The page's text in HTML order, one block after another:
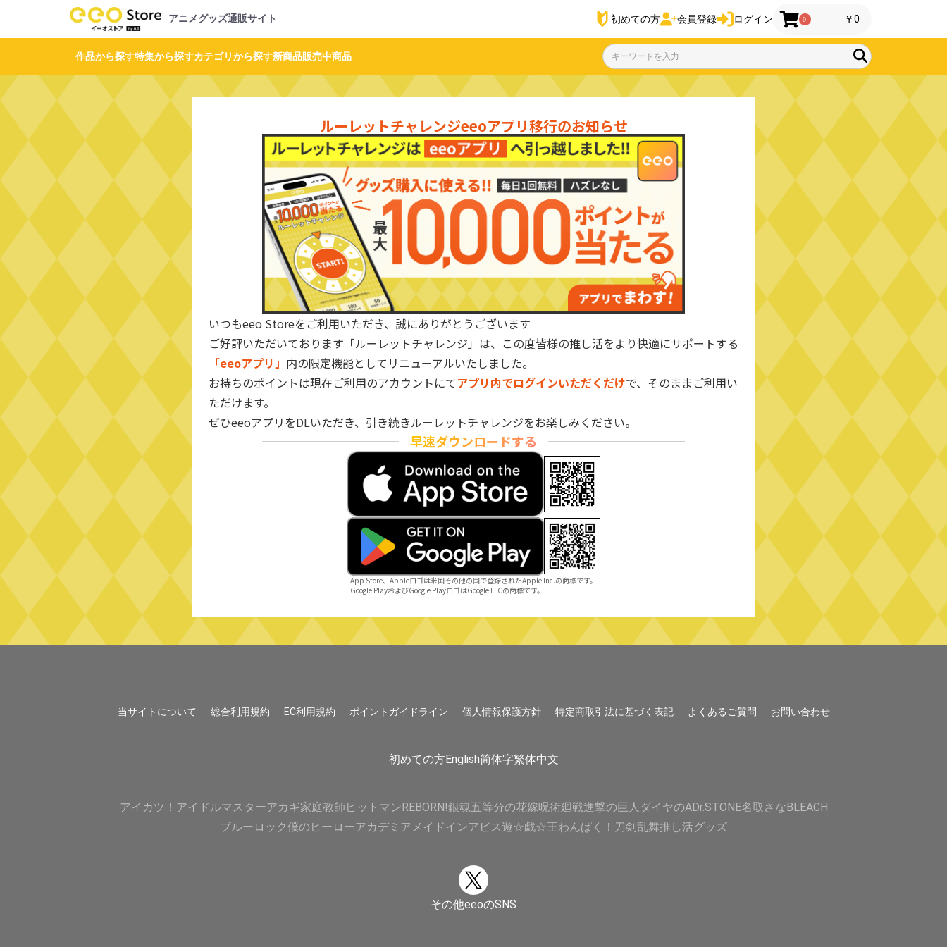
アニメグッズ通販サイト 初めての方 会員登録 ログイン 0 ￥0
作品から探す特集から探すカテゴリから探す新商品販売中商品
ルーレットチャレンジeeoアプリ移行のお知らせ
いつもeeo Storeをご利用いただき、誠にありがとうございます
ご好評いただいております「ルーレットチャレンジ」は、この度皆様の推し活をより快適にサポートする
「eeoアプリ」 内の限定機能としてリニューアルいたしました。
お持ちのポイントは現在ご利用のアカウントにてアプリ内でログインいただくだけで、そのままご利用い
ただけます。
ぜひeeoアプリをDLいただき、引き続きルーレットチャレンジをお楽しみください。
早速ダウンロードする
App Store、Appleロゴは米国その他の国で登録されたApple Inc.の商標です。
Google PlayおよびGoogle PlayロゴはGoogle LLCの商標です。
当サイトについて 総合利用規約 EC利用規約 ポイントガイドライン 個人情報保護方針 特定商取引法に基づく表記 よくあるご質問 お問い合わせ
初めての方English简体字繁体中文
アイカツ！ アイドルマスターアカギ家庭教師ヒットマンREBORN!銀魂五等分の花嫁呪術廻戦進撃の巨人 ダイヤのADr.STONE名取さなBLEACH
ブルーロック僕のヒーローアカデミア メイドインアビス遊☆戯☆王わんぱく！刀剣乱舞推し活グッズ
その他eeoのSNS